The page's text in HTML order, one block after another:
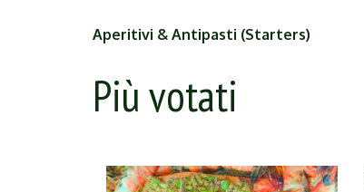
Aperitivi & Antipasti (Starters)
Più votati